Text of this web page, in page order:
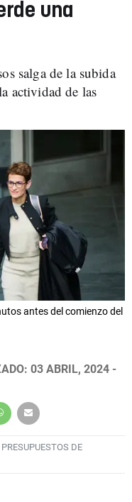
una
salga de la subida
actividad de las
antes del comienzo del
03 ABRIL, 2024 -
PRESUPUESTOS DE